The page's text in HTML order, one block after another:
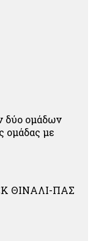
δύο ομάδων
ομάδας με
ΘΙΝΑΛΙ-ΠΑΣ